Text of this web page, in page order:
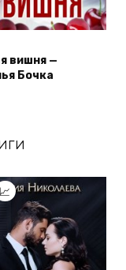
вишня —
Бочка